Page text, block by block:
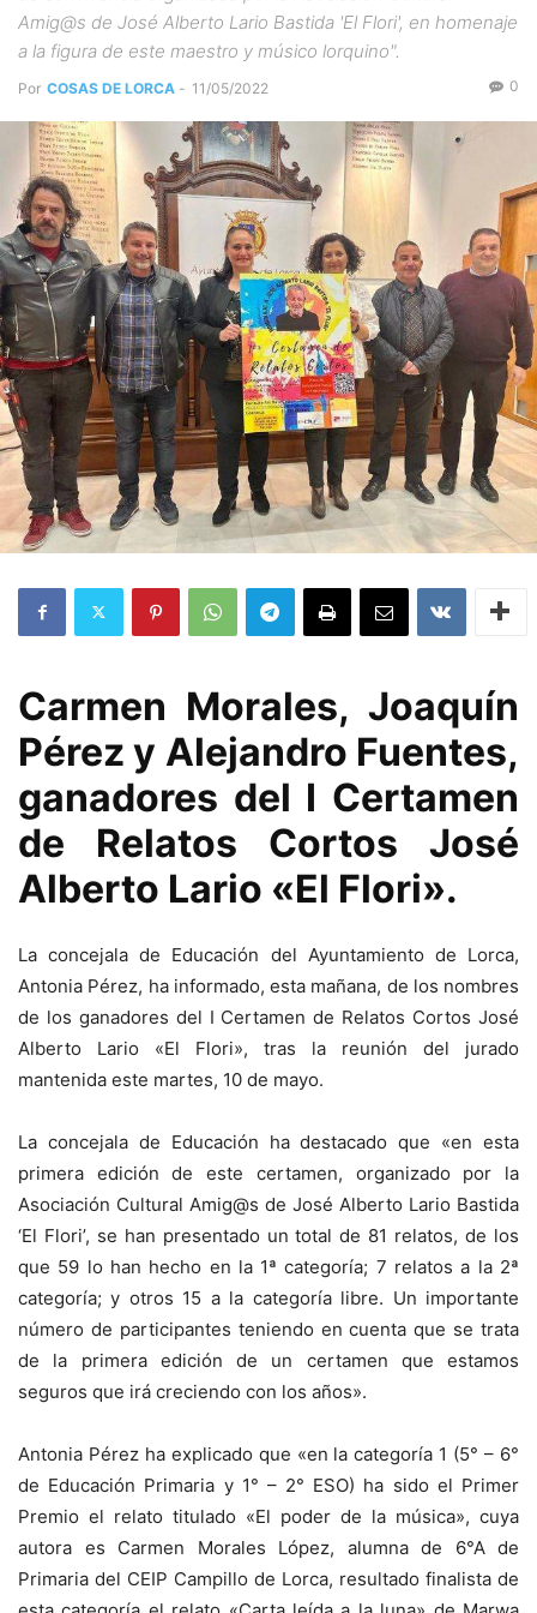
Amig@s de José Alberto Lario Bastida 'El Flori', en homenaje
a la figura de este maestro y músico lorquino".
Por COSAS DE LORCA - 11/05/2022 0
Carmen Morales, Joaquín
Pérez y Alejandro Fuentes,
ganadores del I Certamen
de Relatos Cortos José
Alberto Lario «El Flori».
La concejala de Educación del Ayuntamiento de Lorca,
Antonia Pérez, ha informado, esta mañana, de los nombres
de los ganadores del I Certamen de Relatos Cortos José
Alberto Lario «El Flori», tras la reunión del jurado
mantenida este martes, 10 de mayo.
La concejala de Educación ha destacado que «en esta
primera edición de este certamen, organizado por la
Asociación Cultural Amig@s de José Alberto Lario Bastida
‘El Flori’, se han presentado un total de 81 relatos, de los
que 59 lo han hecho en la 1ª categoría; 7 relatos a la 2ª
categoría; y otros 15 a la categoría libre. Un importante
número de participantes teniendo en cuenta que se trata
de la primera edición de un certamen que estamos
seguros que irá creciendo con los años».
Antonia Pérez ha explicado que «en la categoría 1 (5° – 6°
de Educación Primaria y 1° – 2° ESO) ha sido el Primer
Premio el relato titulado «El poder de la música», cuya
autora es Carmen Morales López, alumna de 6°A de
Primaria del CEIP Campillo de Lorca, resultado finalista de